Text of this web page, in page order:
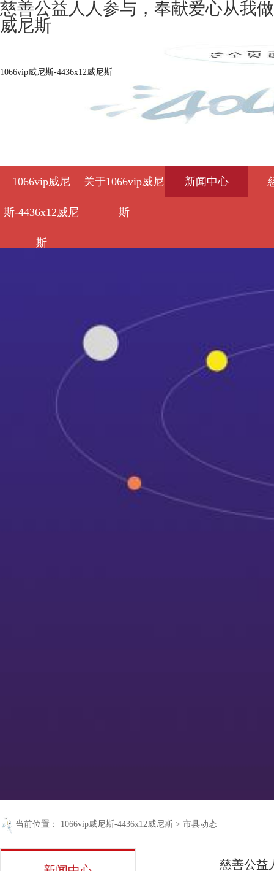
慈善公益人人参与，奉献爱心从我
威尼斯
1066vip威尼斯-4436x12威尼斯
1066vip威尼
斯-4436x12威尼
斯
关于1066vip威尼
斯
新闻中心
当前位置： 1066vip威尼斯-4436x12威尼斯 > 市县动态
慈善公益